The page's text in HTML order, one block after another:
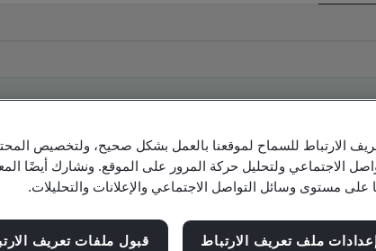
Check company, site and product
الارتباط للسماح لموقعنا بالعمل بشكل صحيح، ولتخصيص
الاجتماعي ولتحليل حركة المرور على الموقع. ونشارك أيضًا
على مستوى وسائل التواصل الاجتماعي والإعلانات والتحليلات.
إعدادات ملف تعريف الارتباط قبول ملفات تعريف